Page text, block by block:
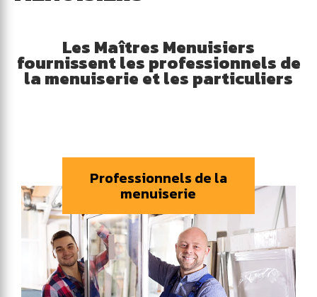
Les Maîtres Menuisiers
fournissent les professionnels de
la menuiserie et les particuliers
Professionnels de la
menuiserie